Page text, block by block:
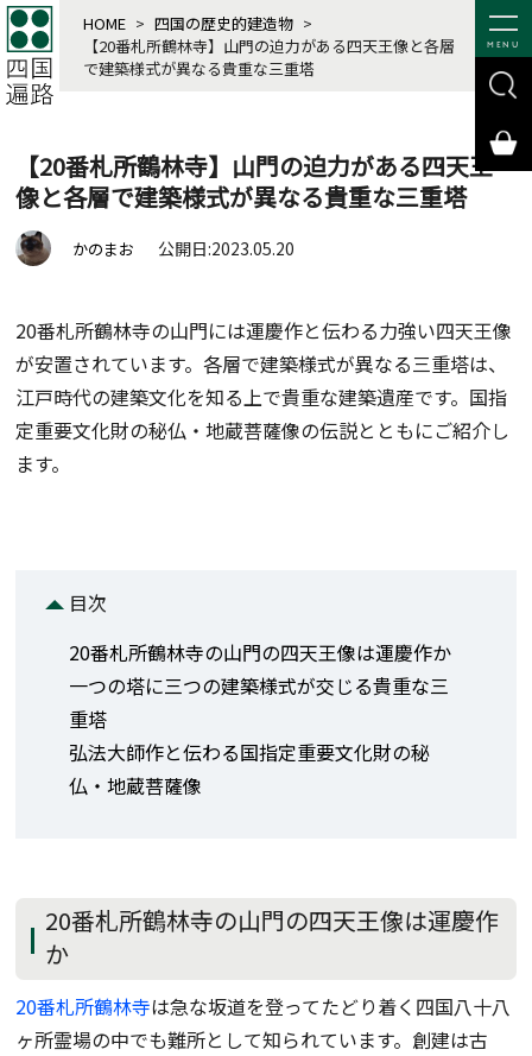
MENU
HOME > 四国の歴史的建造物 >
【20番札所鶴林寺】山門の迫力がある四天王像と各層
で建築様式が異なる貴重な三重塔
【20番札所鶴林寺】山門の迫力がある四天王
像と各層で建築様式が異なる貴重な三重塔
かのまお 公開日:2023.05.20
20番札所鶴林寺の山門には運慶作と伝わる力強い四天王像
が安置されています。各層で建築様式が異なる三重塔は、
江戸時代の建築文化を知る上で貴重な建築遺産です。国指
定重要文化財の秘仏・地蔵菩薩像の伝説とともにご紹介し
ます。
目次
20番札所鶴林寺の山門の四天王像は運慶作か
一つの塔に三つの建築様式が交じる貴重な三
重塔
弘法大師作と伝わる国指定重要文化財の秘
仏・地蔵菩薩像
20番札所鶴林寺の山門の四天王像は運慶作
か
20番札所鶴林寺は急な坂道を登ってたどり着く四国八十八
ヶ所霊場の中でも難所として知られています。創建は古